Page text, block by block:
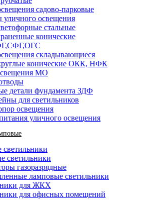
садово-парковые
уличного освещения
стальные
конические
складывающиеся
конические ОКК, НФК
МО
детали фундамента ЗДФ
для светильников
освещения
уличного освещения
светильники
газоразрядные
ламповые светильники
для ЖКХ
для офисных помещений